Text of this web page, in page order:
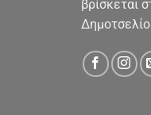
βρίσκεται